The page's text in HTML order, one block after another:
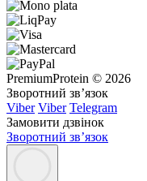
PremiumProtein © 2026
Зворотний зв’язок
Viber Viber Telegram
Замовити дзвінок
Зворотний зв’язок